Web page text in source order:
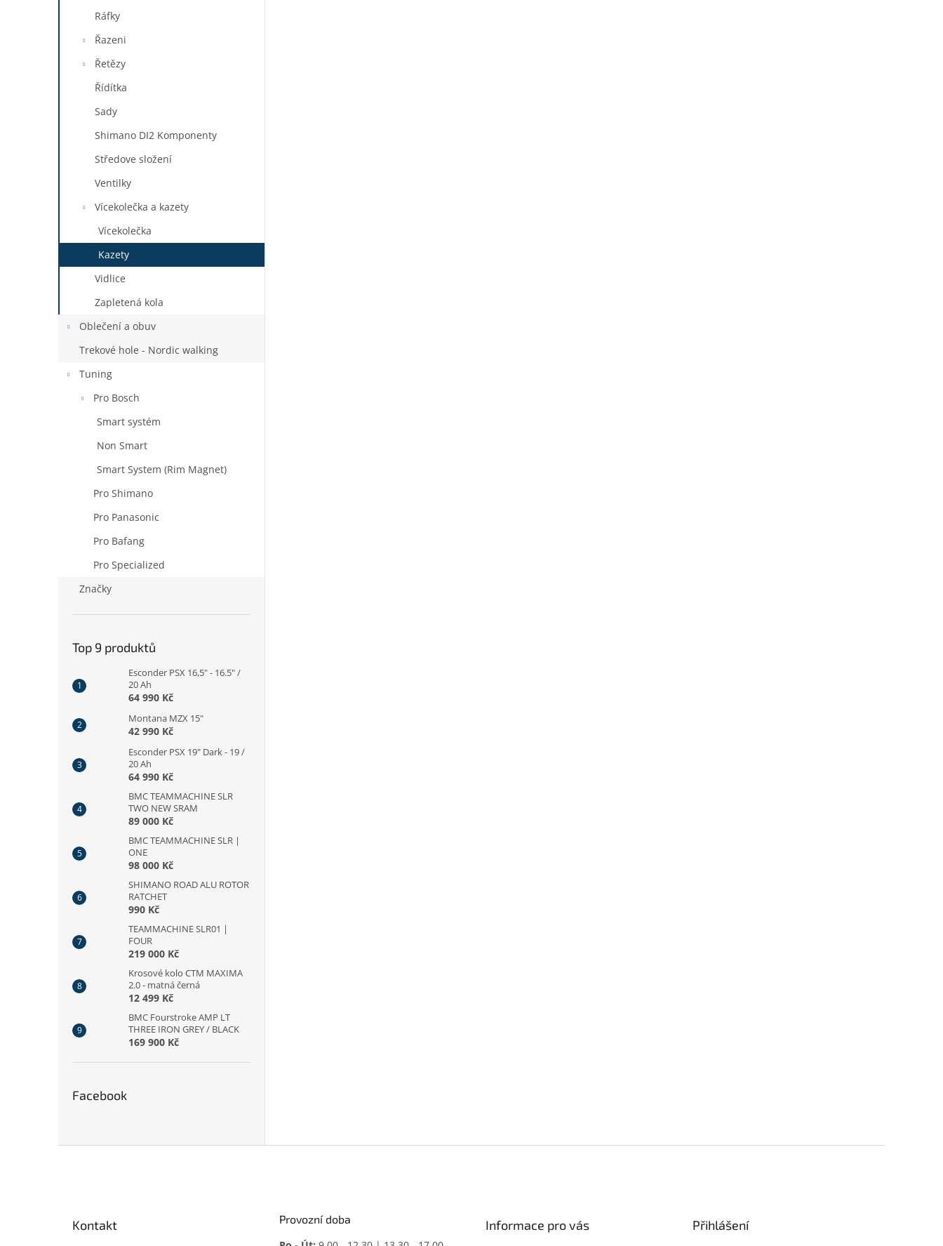
Ráfky
Řazeni
Řetězy
Řídítka
Sady
Shimano DI2 Komponenty
Středove složení
Ventilky
Vícekolečka a kazety
Vícekolečka
Kazety
Vidlice
Zapletená kola
Oblečení a obuv
Trekové hole - Nordic walking
Tuning
Pro Bosch
Smart systém
Non Smart
Smart System (Rim Magnet)
Pro Shimano
Pro Panasonic
Pro Bafang
Pro Specialized
Značky
Top 9 produktů
Esconder PSX 16,5" - 16.5" /
20 Ah
64 990 Kč
Montana MZX 15"
42 990 Kč
Esconder PSX 19" Dark - 19 /
20 Ah
64 990 Kč
BMC TEAMMACHINE SLR
TWO NEW SRAM
89 000 Kč
BMC TEAMMACHINE SLR |
ONE
98 000 Kč
SHIMANO ROAD ALU ROTOR
RATCHET
990 Kč
TEAMMACHINE SLR01 |
FOUR
219 000 Kč
Krosové kolo CTM MAXIMA
2.0 - matná černá
12 499 Kč
BMC Fourstroke AMP LT
THREE IRON GREY / BLACK
169 900 Kč
Facebook
Kontakt
Provozní doba
Informace pro vás Přihlášení